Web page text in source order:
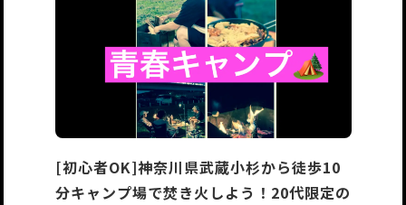
[初心者OK]神奈川県武蔵小杉から徒歩10
分キャンプ場で焚き火しよう！20代限定の